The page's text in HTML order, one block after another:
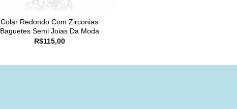
Colar Redondo Com Zirconias
Baguetes Semi Joias Da Moda
R$115,00